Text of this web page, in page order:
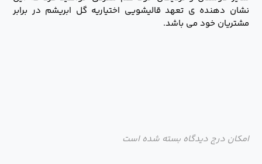
نشان دهنده ی تعهد قالیشویی اختیاریه گل ابریشم در برابر
مشتریان خود می باشد.
امکان درج دیدگاه بسته شده است